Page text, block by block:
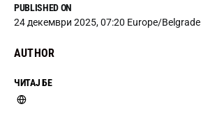
PUBLISHED ON
24 декември 2025, 07:20 Europe/Belgrade
AUTHOR
ЧИТАЈ БЕ